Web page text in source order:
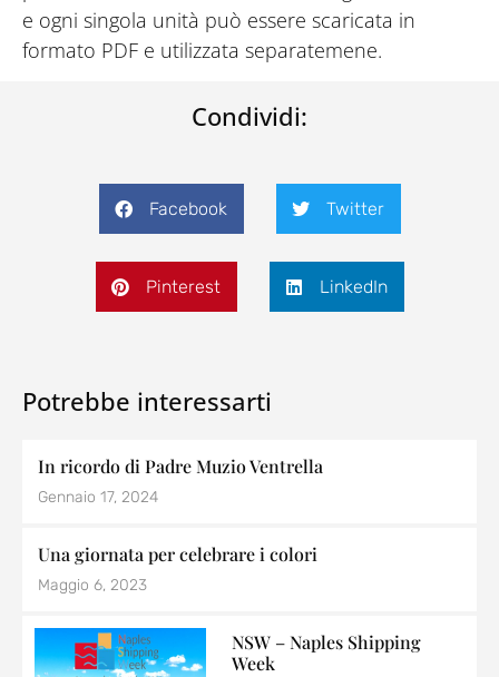
e ogni singola unità può essere scaricata in
formato PDF e utilizzata separatemene.
Condividi:
Facebook Twitter
Pinterest LinkedIn
Potrebbe interessarti
In ricordo di Padre Muzio Ventrella
Gennaio 17, 2024
Una giornata per celebrare i colori
Maggio 6, 2023
NSW – Naples Shipping
Week